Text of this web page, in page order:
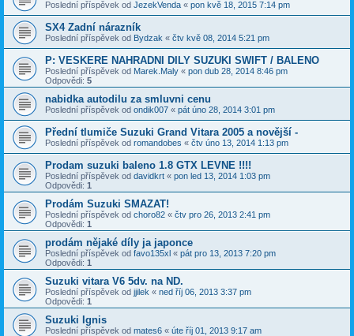
Poslední příspěvek od JezekVenda « pon kvě 18, 2015 7:14 pm
SX4 Zadní nárazník
Poslední příspěvek od Bydzak « čtv kvě 08, 2014 5:21 pm
P: VESKERE NAHRADNI DILY SUZUKI SWIFT / BALENO
Poslední příspěvek od Marek.Maly « pon dub 28, 2014 8:46 pm
Odpovědi: 5
nabidka autodilu za smluvni cenu
Poslední příspěvek od ondik007 « pát úno 28, 2014 3:01 pm
Přední tlumiče Suzuki Grand Vitara 2005 a novější -
Poslední příspěvek od romandobes « čtv úno 13, 2014 1:13 pm
Prodam suzuki baleno 1.8 GTX LEVNE !!!!
Poslední příspěvek od davidkrt « pon led 13, 2014 1:03 pm
Odpovědi: 1
Prodám Suzuki SMAZAT!
Poslední příspěvek od choro82 « čtv pro 26, 2013 2:41 pm
Odpovědi: 1
prodám nějaké díly ja japonce
Poslední příspěvek od favo135xl « pát pro 13, 2013 7:20 pm
Odpovědi: 1
Suzuki vitara V6 5dv. na ND.
Poslední příspěvek od jjilek « ned říj 06, 2013 3:37 pm
Odpovědi: 1
Suzuki Ignis
Poslední příspěvek od mates6 « úte říj 01, 2013 9:17 am